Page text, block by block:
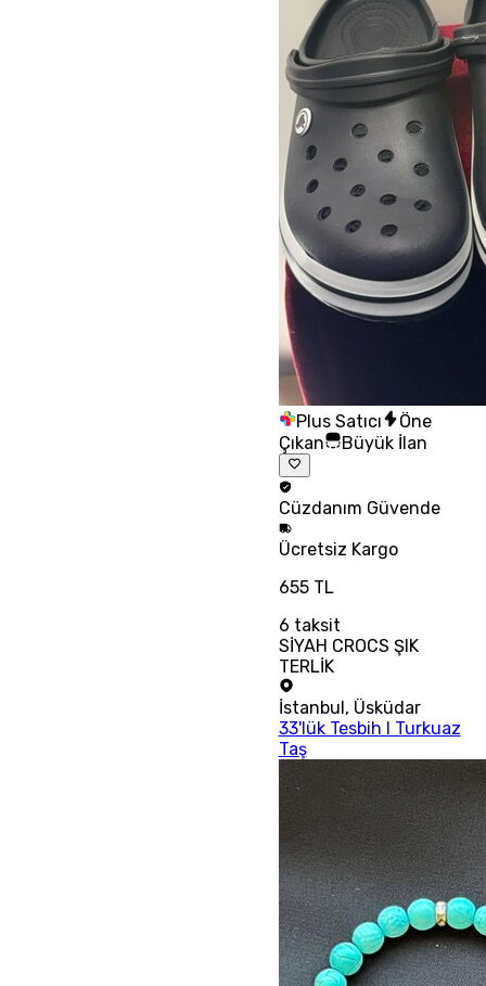
Plus Satıcı
Öne
Çıkan
Büyük İlan
Cüzdanım Güvende
Ücretsiz Kargo
655 TL
6 taksit
SİYAH CROCS ŞIK
TERLİK
İstanbul , Üsküdar
33'lük Tesbih I Turkuaz
Taş